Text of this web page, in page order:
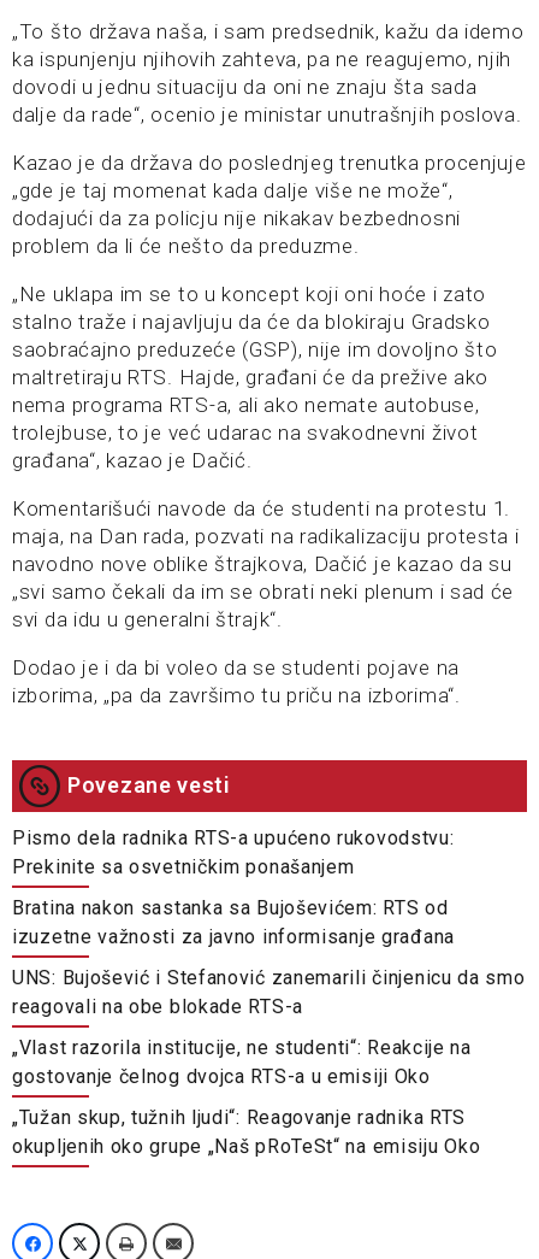
„To što država naša, i sam predsednik, kažu da idemo
ka ispunjenju njihovih zahteva, pa ne reagujemo, njih
dovodi u jednu situaciju da oni ne znaju šta sada
dalje da rade“, ocenio je ministar unutrašnjih poslova.
Kazao je da država do poslednjeg trenutka procenjuje
„gde je taj momenat kada dalje više ne može“,
dodajući da za policju nije nikakav bezbednosni
problem da li će nešto da preduzme.
„Ne uklapa im se to u koncept koji oni hoće i zato
stalno traže i najavljuju da će da blokiraju Gradsko
saobraćajno preduzeće (GSP), nije im dovoljno što
maltretiraju RTS. Hajde, građani će da prežive ako
nema programa RTS-a, ali ako nemate autobuse,
trolejbuse, to je već udarac na svakodnevni život
građana“, kazao je Dačić.
Komentarišući navode da će studenti na protestu 1.
maja, na Dan rada, pozvati na radikalizaciju protesta i
navodno nove oblike štrajkova, Dačić je kazao da su
„svi samo čekali da im se obrati neki plenum i sad će
svi da idu u generalni štrajk“.
Dodao je i da bi voleo da se studenti pojave na
izborima, „pa da završimo tu priču na izborima“.
Povezane vesti
Pismo dela radnika RTS-a upućeno rukovodstvu:
Prekinite sa osvetničkim ponašanjem
Bratina nakon sastanka sa Bujoševićem: RTS od
izuzetne važnosti za javno informisanje građana
UNS: Bujošević i Stefanović zanemarili činjenicu da smo
reagovali na obe blokade RTS-a
„Vlast razorila institucije, ne studenti“: Reakcije na
gostovanje čelnog dvojca RTS-a u emisiji Oko
„Tužan skup, tužnih ljudi“: Reagovanje radnika RTS
okupljenih oko grupe „Naš pRoTeSt“ na emisiju Oko